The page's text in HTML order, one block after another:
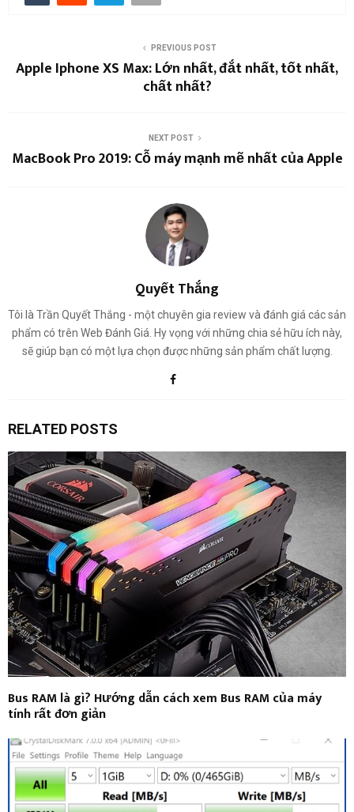
PREVIOUS POST
Apple Iphone XS Max: Lớn nhất, đắt nhất, tốt nhất,
chất nhất?
NEXT POST
MacBook Pro 2019: Cỗ máy mạnh mẽ nhất của Apple
Quyết Thắng
Tôi là Trần Quyết Thắng - một chuyên gia review và đánh giá các sản
phẩm có trên Web Đánh Giá. Hy vọng với những chia sẻ hữu ích này,
sẽ giúp bạn có một lựa chọn được những sản phẩm chất lượng.
RELATED POSTS
Bus RAM là gì? Hướng dẫn cách xem Bus RAM của máy
tính rất đơn giản